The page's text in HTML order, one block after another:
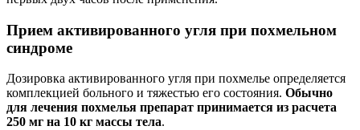
Прием активированного угля при похмельном
синдроме
Дозировка активированного угля при похмелье определяется
комплекцией больного и тяжестью его состояния. Обычно
для лечения похмелья препарат принимается из расчета
250 мг на 10 кг массы тела.